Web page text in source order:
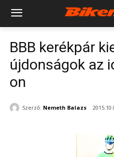
BBB kerékpár
újdonságok az
on
Szerző: Nemeth Balazs